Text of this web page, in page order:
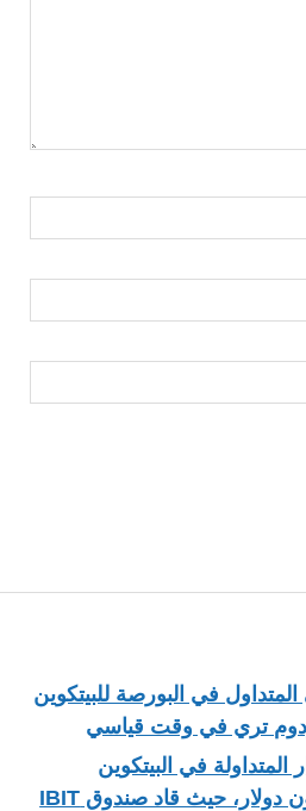
في البورصة للبيتكوين
تري في وقت قياسي
في البيتكوين
تدفقات بقيمة 358 مليون دولار، حيث قاد صندوق IBIT